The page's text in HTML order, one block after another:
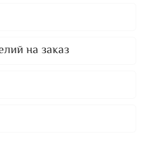
на заказ